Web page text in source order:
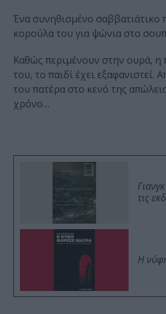
Ένα συνηθισμένο σαββατιάτικο
κορούλα του για ψώνια στο
Καθώς περιμένουν στην ουρά, η
του, το παιδί έχει
του πατέρα στο κενό της
χρόνο…
τις
Η